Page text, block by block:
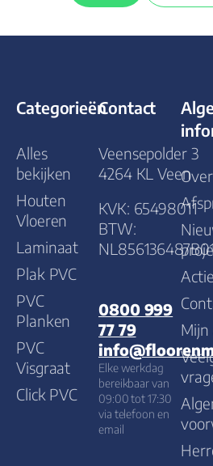
Categorieën
Alles
bekijken
Houten
Vloeren
Laminaat
Plak PVC
PVC
Planken
PVC
Visgraat
Click PVC
Contact
Veensepolder 3
4264 KL Veen
KVK: 65498011
BTW:
0800 999
77 79
Elke werkdag
bereikbaar van
09:00 tot 17:30
via telefoon en
email
Mijn